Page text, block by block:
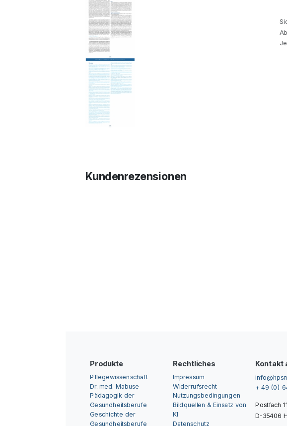
Kundenrezensionen
Produkte
Pflegewissenschaft
Dr. med. Mabuse
Pädagogik der
Gesundheitsberufe
Geschichte der
Gesundheitsberufe
Rechtliches
Impressum
Widerrufsrecht
Nutzungsbedingungen
Bildquellen & Einsatz von
KI
Datenschutz
Kontakt
+ 49 (0)
Postfach
D-35406